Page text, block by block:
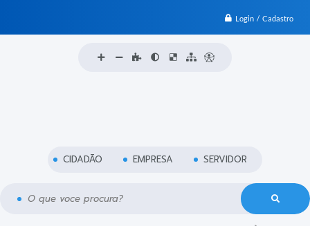
Login / Cadastro
O que voce procura?
CIDADÃO EMPRESA SERVIDOR